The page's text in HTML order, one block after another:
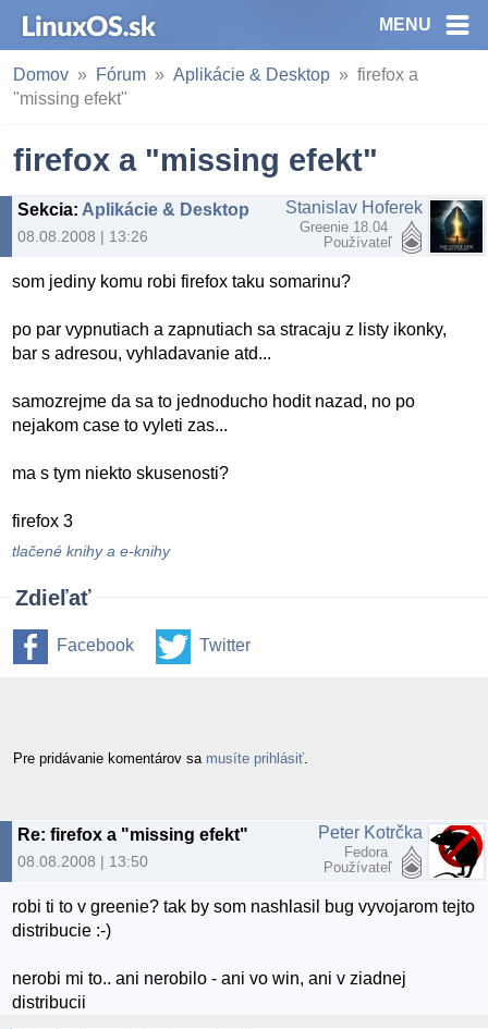
MENU
Domov Fórum Aplikácie & Desktop
firefox a
"missing efekt"
firefox a "missing efekt"
Sekcia: Aplikácie & Desktop
08.08.2008 | 13:26
Stanislav Hoferek
Greenie 18.04
Používateľ
som jediny komu robi firefox taku somarinu?
po par vypnutiach a zapnutiach sa stracaju z listy ikonky,
bar s adresou, vyhladavanie atd...
samozrejme da sa to jednoducho hodit nazad, no po
nejakom case to vyleti zas...
ma s tym niekto skusenosti?
firefox 3
tlačené knihy a e-knihy
Zdieľať
Facebook Twitter
Pre pridávanie komentárov sa musíte prihlásiť
Re: firefox a "missing efekt"
08.08.2008 | 13:50
Peter Kotrčka
Fedora
Používateľ
robi ti to v greenie? tak by som nashlasil bug vyvojarom tejto
distribucie :-)
nerobi mi to.. ani nerobilo - ani vo win, ani v ziadnej
distribucii